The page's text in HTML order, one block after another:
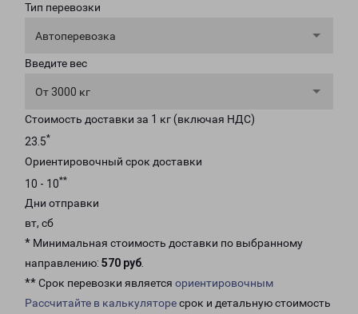
Тип перевозки
Автоперевозка
Введите вес
От 3000 кг
Стоимость доставки за 1 кг (включая НДС)
23.5*
Ориентировочный срок доставки
10 - 10**
Дни отправки
вт, сб
* Минимальная стоимость доставки по выбранному
направлению: 570 руб.
** Срок перевозки является ориентировочным
Рассчитайте в калькуляторесрок и детальную стоимость